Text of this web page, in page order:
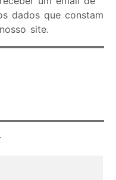
dados que constam
site.